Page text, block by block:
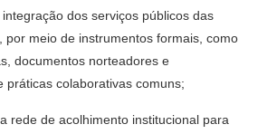
dos serviços públicos das
por meio de instrumentos formais, como
documentos norteadores e
práticas colaborativas comuns;
rede de acolhimento institucional para